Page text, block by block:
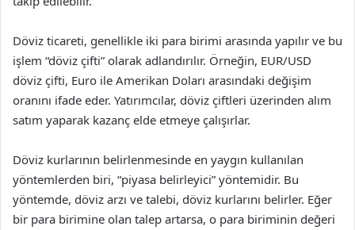
Döviz ticareti, genellikle iki para birimi arasında yapılır ve bu
işlem “döviz çifti” olarak adlandırılır. Örneğin, EUR/USD
döviz çifti, Euro ile Amerikan Doları arasındaki değişim
oranını ifade eder. Yatırımcılar, döviz çiftleri üzerinden alım
satım yaparak kazanç elde etmeye çalışırlar.
Döviz kurlarının belirlenmesinde en yaygın kullanılan
yöntemlerden biri, “piyasa belirleyici” yöntemidir. Bu
yöntemde, döviz arzı ve talebi, döviz kurlarını belirler. Eğer
bir para birimine olan talep artarsa, o para biriminin değeri